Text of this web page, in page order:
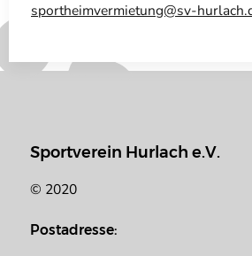
sportheimvermietung@sv-
Sportverein Hurlach e.V.
© 2020
Postadresse: